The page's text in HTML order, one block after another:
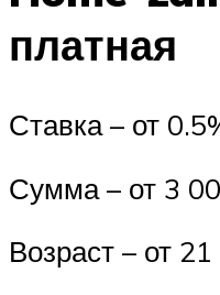
платная
Ставка – от
Сумма – от 3
Возраст – от